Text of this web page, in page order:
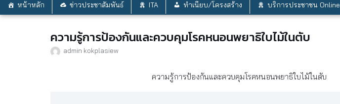
หน้าหลัก ข่าวประชาสัมพันธ์ ITA ทำเนียบ/โครงสร้าง บริการประชาชน Online
ความรู้การป้องกันและควบคุมโรคหนอนพยาธิใบไม้ในตับ
admin kokplasiew
ความรู้การป้องกันและควบคุมโรคหนอนพยาธิใบไม้ในตับ